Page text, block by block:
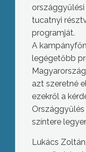
tucatnyi
programját.
A
legégetőbb
azt szeretné
ezekről a
színtere
Lukács